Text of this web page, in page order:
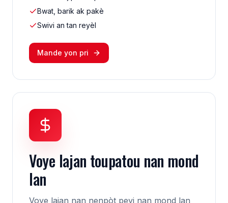
Bwat, barik ak pakè
Swivi an tan reyèl
Mande yon pri
Voye lajan toupatou nan mond
lan
Voye lajan nan nenpòt peyi nan mond lan